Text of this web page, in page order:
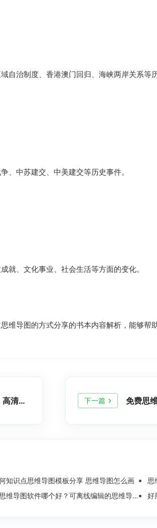
自治制度、香港澳门回归、海峡两岸关系等历
、中苏建交、中美建交等历史事件。
就、文化事业、社会生活等方面的变化。
导图的方式分享的书本内容解析，能够帮
二年级数学上册思维导图知识点（人教版），高清可打印 下一篇 免费思
知识点思维导图模板分享 思维导图怎么画
思
导图软件哪个好？可离线编辑的思维导图工具盘点 好